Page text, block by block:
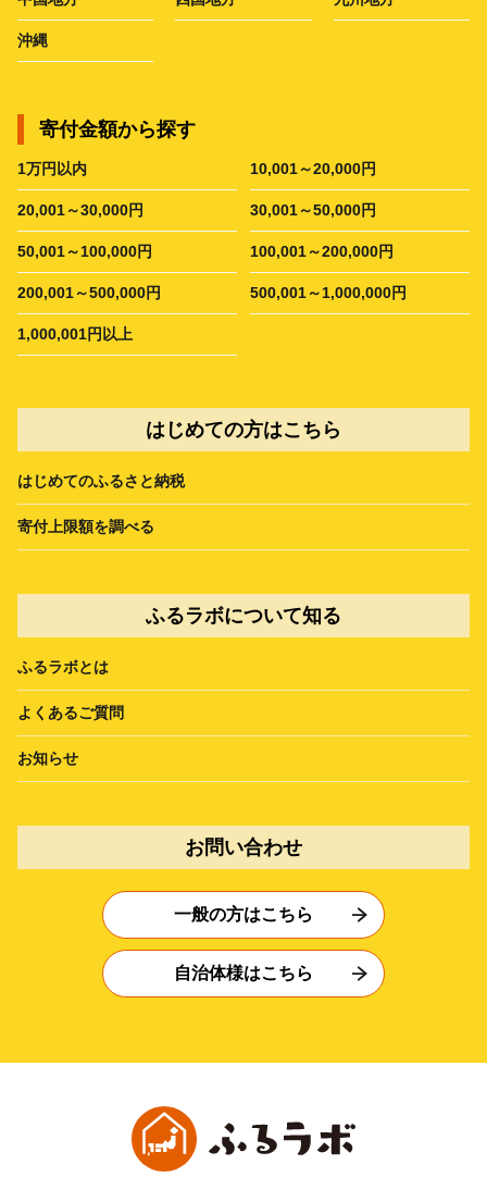
沖縄
寄付金額から探す
1万円以内 10,001～20,000円
20,001～30,000円 30,001～50,000円
50,001～100,000円 100,001～200,000円
200,001～500,000円 500,001～1,000,000円
1,000,001円以上
はじめての方はこちら
はじめてのふるさと納税
寄付上限額を調べる
ふるラボについて知る
ふるラボとは
よくあるご質問
お知らせ
お問い合わせ
一般の方はこちら
自治体様はこちら